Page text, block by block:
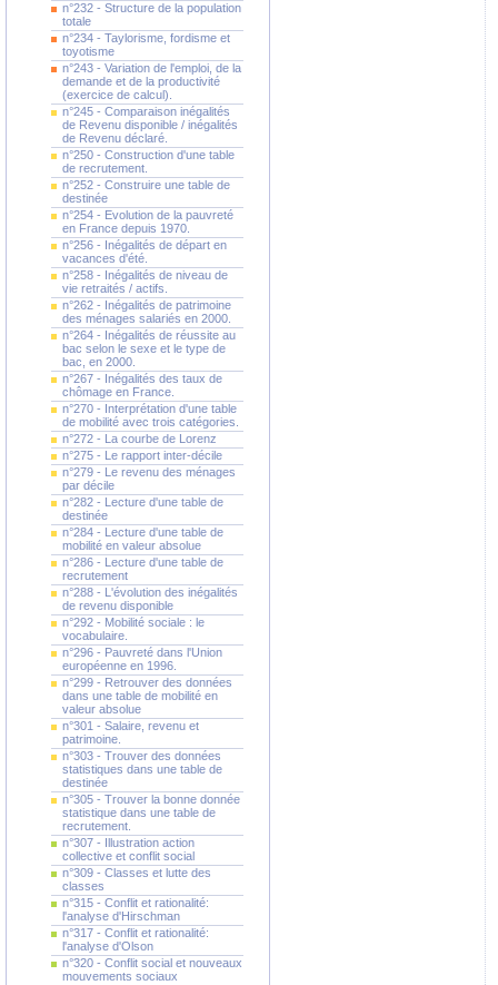
n°232 - Structure de la population
totale
n°234 - Taylorisme, fordisme et
toyotisme
n°243 - Variation de l'emploi, de la
demande et de la productivité
(exercice de calcul).
n°245 - Comparaison inégalités
de Revenu disponible / inégalités
de Revenu déclaré.
n°250 - Construction d'une table
de recrutement.
n°252 - Construire une table de
destinée
n°254 - Evolution de la pauvreté
en France depuis 1970.
n°256 - Inégalités de départ en
vacances d'été.
n°258 - Inégalités de niveau de
vie retraités / actifs.
n°262 - Inégalités de patrimoine
des ménages salariés en 2000.
n°264 - Inégalités de réussite au
bac selon le sexe et le type de
bac, en 2000.
n°267 - Inégalités des taux de
chômage en France.
n°270 - Interprétation d'une table
de mobilité avec trois catégories.
n°272 - La courbe de Lorenz
n°275 - Le rapport inter-décile
n°279 - Le revenu des ménages
par décile
n°282 - Lecture d'une table de
destinée
n°284 - Lecture d'une table de
mobilité en valeur absolue
n°286 - Lecture d'une table de
recrutement
n°288 - L'évolution des inégalités
de revenu disponible
n°292 - Mobilité sociale : le
vocabulaire.
n°296 - Pauvreté dans l'Union
européenne en 1996.
n°299 - Retrouver des données
dans une table de mobilité en
valeur absolue
n°301 - Salaire, revenu et
patrimoine.
n°303 - Trouver des données
statistiques dans une table de
destinée
n°305 - Trouver la bonne donnée
statistique dans une table de
recrutement.
n°307 - Illustration action
collective et conflit social
n°309 - Classes et lutte des
classes
n°315 - Conflit et rationalité:
l'analyse d'Hirschman
n°317 - Conflit et rationalité:
l'analyse d'Olson
n°320 - Conflit social et nouveaux
mouvements sociaux